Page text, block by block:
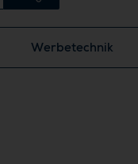
Werbetechnik